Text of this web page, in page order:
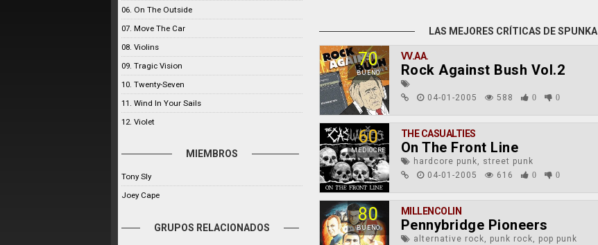
06. On The Outside
07. Move The Car
08. Violins
09. Tragic Vision
10. Twenty-Seven
11. Wind In Your Sails
12. Violet
MIEMBROS
Tony Sly
Joey Cape
GRUPOS RELACIONADOS
LAS MEJORES CRÍTICAS DE SPUNKA
70
BUENO
VV.AA.
Rock Against Bush Vol.2
04-01-2005 588 0 0
60
MEDIOCRE
THE CASUALTIES
On The Front Line
hardcore punk, street punk
04-01-2005
616 0 0
80
BUENO
MILLENCOLIN
Pennybridge Pioneers
alternative rock, punk rock, pop punk